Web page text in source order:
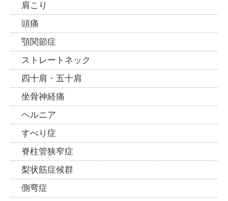
肩こり
頭痛
顎関節症
ストレートネック
四十肩・五十肩
坐骨神経痛
ヘルニア
すべり症
脊柱管狭窄症
梨状筋症候群
側弯症